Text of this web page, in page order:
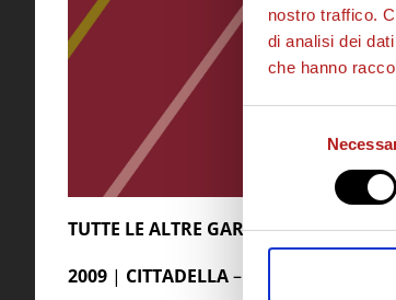
nostro traffico.
di analisi dei
che hanno
TUTTE LE ALTRE GARE:
2009 | CITTADELLA– PORDENONE